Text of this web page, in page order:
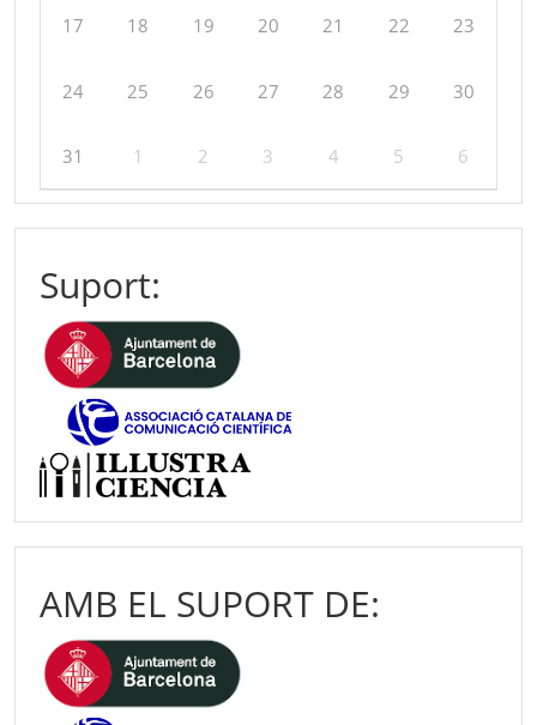
17 18 19 20 21 22 23
24 25 26 27 28 29 30
31 1 2 3 4 5 6
Suport:
AMB EL SUPORT DE: